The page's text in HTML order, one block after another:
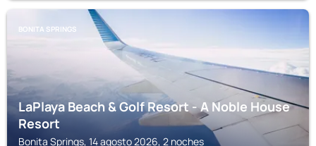
BONITA SPRINGS
LaPlaya Beach & Golf Resort - A Noble House
Resort
Bonita Springs, 14 agosto 2026, 2 noches